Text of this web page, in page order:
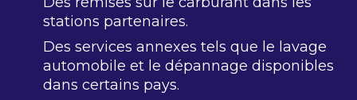
stations partenaires.
Des services annexes tels que le lavage
automobile et le dépannage disponibles
dans certains pays.